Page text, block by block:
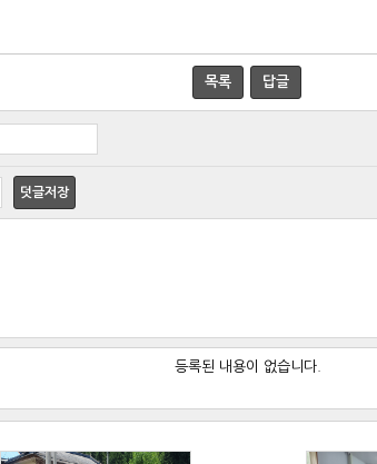
목록 답글
덧글저장
등록된 내용이 없습니다.